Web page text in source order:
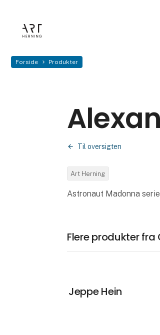
Forside Produkter
Til oversigten
Art Herning
Astronaut Madonna
Flere produkter fra
Jeppe Hein